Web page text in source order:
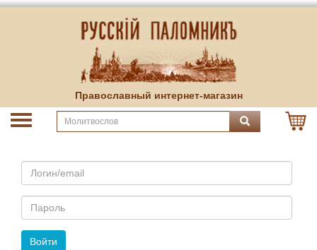
Православный интернет-магазин
Email
Пароль
Войти